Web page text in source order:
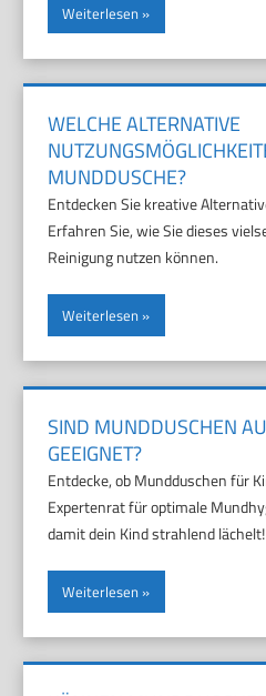
Weiterlesen
WELCHE ALTERNATIVE
MUNDDUSCHE?
Entdecken Sie kreative
Erfahren Sie, wie Sie dieses
Reinigung nutzen können.
Weiterlesen
SIND MUNDDUSCHEN
GEEIGNET?
Entdecke, ob Mundduschen für
Expertenrat für optimale
damit dein Kind strahlend lächelt!
Weiterlesen